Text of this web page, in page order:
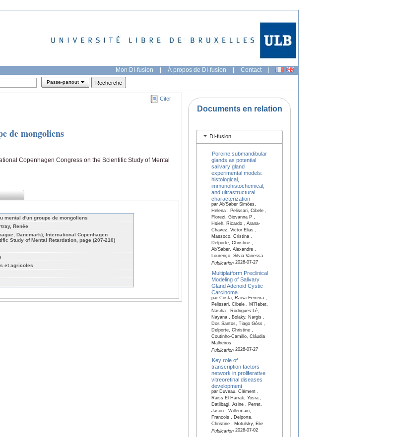
Mon DI-fusion | À propos de DI-fusion | Contact |
Passe-partout
Citer
de mongoliens
Copenhagen Congress on the Scientific Study of Mental
mental d'un groupe de mongoliens
Renée
Danemark), International Copenhagen
Study of Mental Retardation, page (207-210)
et agricoles
Documents en relation
DI-fusion
Porcine submandibular
glands as potential
salivary gland
experimental models:
histological,
immunohistochemical,
and ultrastructural
characterization
par Ab’Sáber Simões,
Helena , Pelissari, Cibele ,
Florezi, Giovanna P ,
Hsieh, Ricardo , Arana-
Chavez, Victor Elias ,
Massoco, Cristina ,
Delporte, Christine ,
Ab’Saber, Alexandre ,
Lourenço, Silvia Vanessa
Publication2026-07-27
Multiplatform Preclinical
Modeling of Salivary
Gland Adenoid Cystic
Carcinoma
par Costa, Raisa Ferreira ,
Pelissari, Cibele , M'Rabet,
Nasiha , Rodrigues Lé,
Nayana , Bolaky, Nargis ,
Dos Santos, Tiago Góss ,
Delporte, Christine ,
Coutinho-Camillo, Cláudia
Malheiros
Publication2026-07-27
Key role of
transcription factors
network in proliferative
vitreoretinal diseases
development
par Duveau, Clément ,
Raiss El Harrak, Yosra ,
Datlibagi, Azine , Perret,
Jason , Willermain,
Francois , Delporte,
Christine , Motulsky, Elie
Publication2026-07-02